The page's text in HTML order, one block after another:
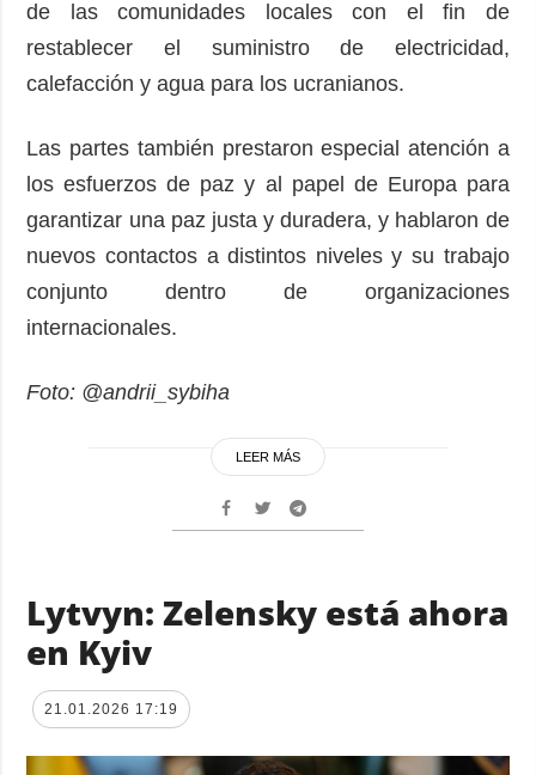
de las comunidades locales con el fin de
restablecer el suministro de electricidad,
calefacción y agua para los ucranianos.
Las partes también prestaron especial atención a
los esfuerzos de paz y al papel de Europa para
garantizar una paz justa y duradera, y hablaron de
nuevos contactos a distintos niveles y su trabajo
conjunto dentro de organizaciones
internacionales.
Foto: @andrii_sybiha
LEER MÁS
Lytvyn: Zelensky está ahora
en Kyiv
21.01.2026 17:19